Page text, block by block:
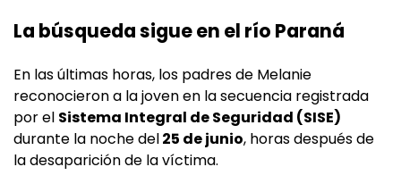
La búsqueda sigue en el río Paraná
En las últimas horas, los padres de Melanie
reconocieron a la joven en la secuencia registrada
por el Sistema Integral de Seguridad (SISE)
durante la noche del25 de junio, horas después de
la desaparición de la víctima.